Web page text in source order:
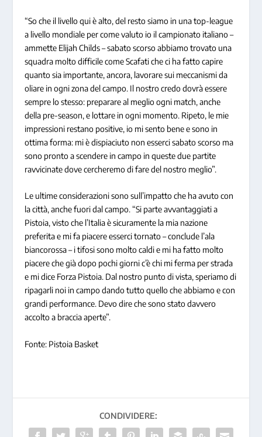
“So che il livello qui è alto, del resto siamo in una top-league
a livello mondiale per come valuto io il campionato italiano –
ammette Elijah Childs – sabato scorso abbiamo trovato una
squadra molto difficile come Scafati che ci ha fatto capire
quanto sia importante, ancora, lavorare sui meccanismi da
oliare in ogni zona del campo. Il nostro credo dovrà essere
sempre lo stesso: preparare al meglio ogni match, anche
della pre-season, e lottare in ogni momento. Ripeto, le mie
impressioni restano positive, io mi sento bene e sono in
ottima forma: mi è dispiaciuto non esserci sabato scorso ma
sono pronto a scendere in campo in queste due partite
ravvicinate dove cercheremo di fare del nostro meglio”.
Le ultime considerazioni sono sull’impatto che ha avuto con
la città, anche fuori dal campo. “Si parte avvantaggiati a
Pistoia, visto che l’Italia è sicuramente la mia nazione
preferita e mi fa piacere esserci tornato – conclude l’ala
biancorossa – i tifosi sono molto caldi e mi ha fatto molto
piacere che già dopo pochi giorni c’è chi mi ferma per strada
e mi dice Forza Pistoia. Dal nostro punto di vista, speriamo di
ripagarli noi in campo dando tutto quello che abbiamo e con
grandi performance. Devo dire che sono stato davvero
accolto a braccia aperte”.
Fonte: Pistoia Basket
CONDIVIDERE: